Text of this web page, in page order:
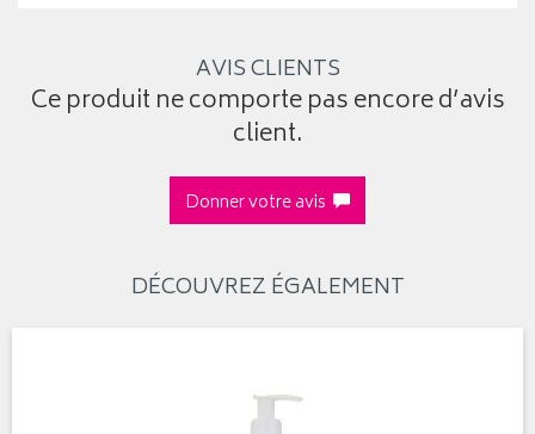
AVIS CLIENTS
Ce produit ne comporte pas encore d’avis
client.
Donner votre avis
DÉCOUVREZ ÉGALEMENT